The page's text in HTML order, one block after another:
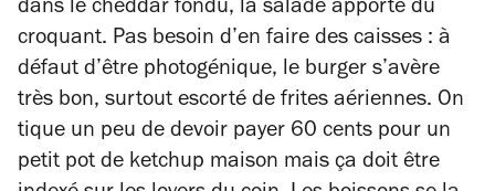
dans le cheddar fondu, la salade apporte du
croquant. Pas besoin d’en faire des caisses : à
défaut d’être photogénique, le burger s’avère
très bon, surtout escorté de frites aériennes. On
tique un peu de devoir payer 60 cents pour un
petit pot de ketchup maison mais ça doit être